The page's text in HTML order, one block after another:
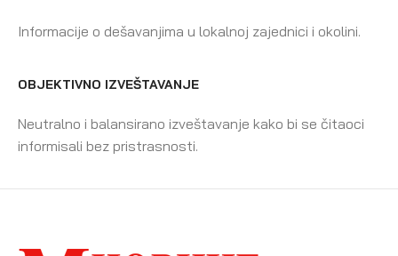
Informacije o dešavanjima u lokalnoj zajednici i okolini.
OBJEKTIVNO IZVEŠTAVANJE
Neutralno i balansirano izveštavanje kako bi se čitaoci
informisali bez pristrasnosti.